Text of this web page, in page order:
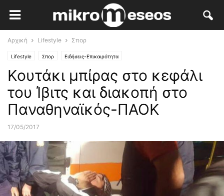
Αρχική Lifestyle Σπορ
Lifestyle Σπορ Ειδήσεις-Επικαιρότητα
Κουτάκι μπίρας στο κεφάλι
του Ίβιτς και διακοπή στο
Παναθηναϊκός-ΠΑΟΚ
17/05/2017